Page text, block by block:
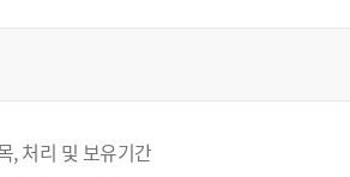
, 처리 및 보유기간